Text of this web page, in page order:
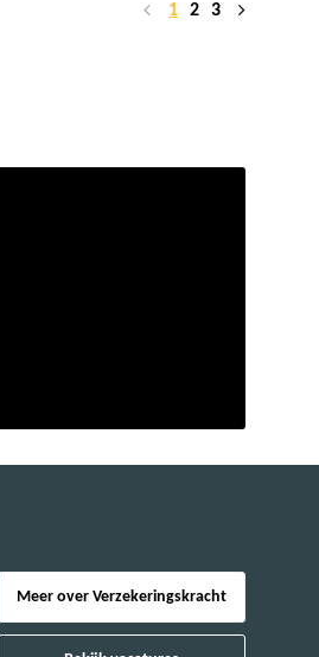
1 2 3
Meer over Verzekeringskracht